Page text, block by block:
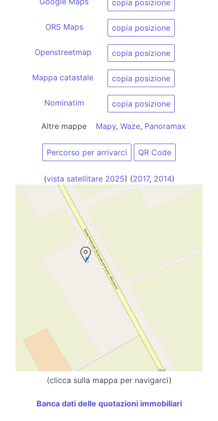
copia posizione
ORS Maps copia posizione
Openstreetmap copia posizione
Mappa catastale copia posizione
Nominatim copia posizione
Altre mappe Mapy, Waze, Panoramax
Percorso per arrivarci QR Code
(vista satellitare 2025) (2017, 2014)
(clicca sulla mappa per navigarci)
Banca dati delle quotazioni immobiliari